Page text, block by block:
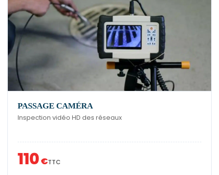
PASSAGE CAMÉRA
Inspection vidéo HD des réseaux
110€TTC